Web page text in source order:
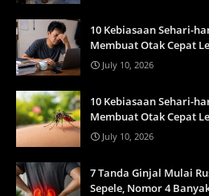
10 Kebiasaan Sehari-
Membuat Otak Cepat
July 10, 2026
10 Kebiasaan Sehari-
Membuat Otak Cepat
July 10, 2026
7 Tanda Ginjal Mulai
Sepele, Nomor 4